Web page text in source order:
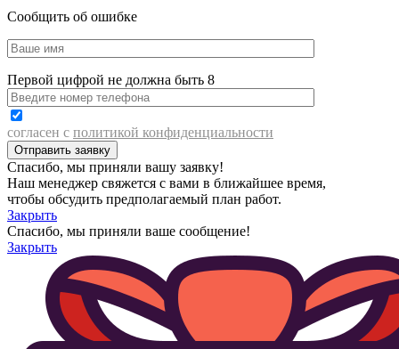
Сообщить об ошибке
Первой цифрой не должна быть 8
согласен с политикой конфиденциальности
Спасибо, мы приняли вашу заявку!
Наш менеджер свяжется с вами в ближайшее время,
чтобы обсудить предполагаемый план работ.
Закрыть
Спасибо, мы приняли ваше сообщение!
Закрыть